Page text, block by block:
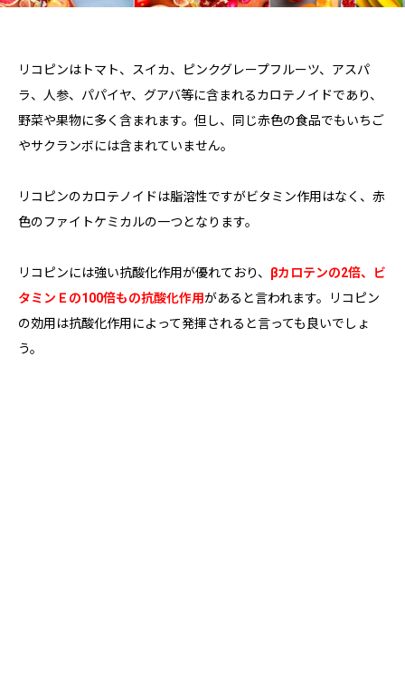
リコピンはトマト、スイカ、ピンクグレープフルーツ、アスパ
ラ、人参、パパイヤ、グアバ等に含まれるカロテノイドであり、
野菜や果物に多く含まれます。但し、同じ赤色の食品でもいちご
やサクランボには含まれていません。
リコピンのカロテノイドは脂溶性ですがビタミン作用はなく、赤
色のファイトケミカルの一つとなります。
リコピンには強い抗酸化作用が優れており、 βカロテンの2倍、ビ
タミンＥの100倍もの抗酸化作用があると言われます。リコピン
の効用は抗酸化作用によって発揮されると言っても良いでしょ
う。